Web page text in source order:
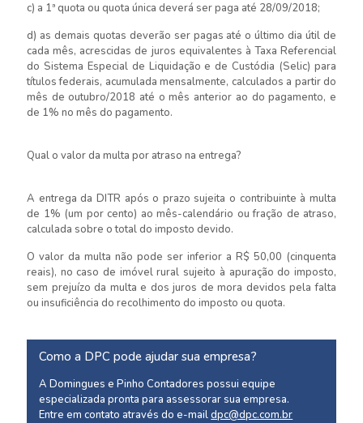
c) a 1ª quota ou quota única deverá ser paga até 28/09/2018;
d) as demais quotas deverão ser pagas até o último dia útil de
cada mês, acrescidas de juros equivalentes à Taxa Referencial
do Sistema Especial de Liquidação e de Custódia (Selic) para
títulos federais, acumulada mensalmente, calculados a partir do
mês de outubro/2018 até o mês anterior ao do pagamento, e
de 1% no mês do pagamento.
Qual o valor da multa por atraso na entrega?
A entrega da DITR após o prazo sujeita o contribuinte à multa
de 1% (um por cento) ao mês-calendário ou fração de atraso,
calculada sobre o total do imposto devido.
O valor da multa não pode ser inferior a R$ 50,00 (cinquenta
reais), no caso de imóvel rural sujeito à apuração do imposto,
sem prejuízo da multa e dos juros de mora devidos pela falta
ou insuficiência do recolhimento do imposto ou quota.
Como a DPC pode ajudar sua empresa?
A Domingues e Pinho Contadores possui equipe
especializada pronta para assessorar sua empresa.
Entre em contato através do e-maildpc@dpc.com.br